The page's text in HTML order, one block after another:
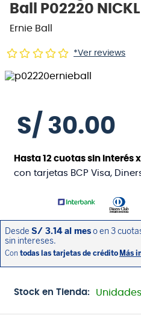
Ball P02220
Ernie Ball
*Ver reviews
S/ 30.00
Hasta12 cuotas sin interés
con tarjetas BCP Visa, Diners
Stock en Tienda: